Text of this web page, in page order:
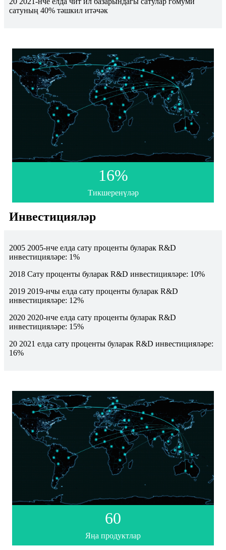
сатуның 40% тәшкил итәчәк
16%
Тикшеренүләр
Инвестицияләр
2005 2005-нче елда сату проценты буларак R&D
инвестицияләре: 1%
2018 Сату проценты буларак R&D инвестицияләре: 10%
2019 2019-нчы елда сату проценты буларак R&D
инвестицияләре: 12%
2020 2020-нче елда сату проценты буларак R&D
инвестицияләре: 15%
20 2021 елда сату проценты буларак R&D инвестицияләре:
16%
60
Яңа продуктлар